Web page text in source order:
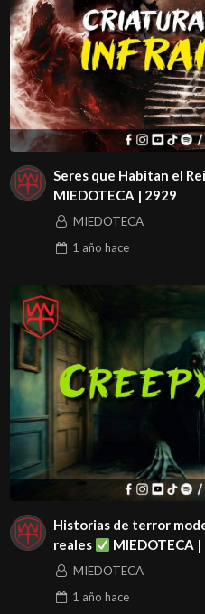
Seres que Habitan el
MIEDOTECA | 2929
MIEDOTECA
1 año hace
Historias de terror
reales
MIEDOTECA
MIEDOTECA
1 año hace